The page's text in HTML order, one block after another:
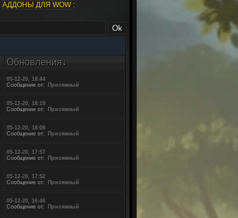
АДДОНЫ ДЛЯ WOW :
Обновления↓
05-12-20, 18:44
Сообщение от:
Присяжный
05-12-20, 18:19
Сообщение от:
Присяжный
05-12-20, 18:08
Сообщение от:
Присяжный
05-12-20, 17:57
Сообщение от:
Присяжный
05-12-20, 17:52
Сообщение от:
Присяжный
05-12-20, 16:46
Сообщение от:
Присяжный